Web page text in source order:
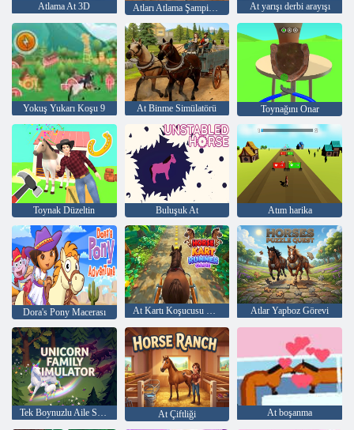
Atlama At 3D Atları Atlama Şampiyonları At yarışı derbi arayışı
Yokuş Yukarı Koşu 9 At Binme Simülatörü Toynağını Onar
Toynak Düzeltin Buluşuk At Atım harika
Dora's Pony Macerası At Kartı Koşucusu Oyunu Atlar Yapboz Görevi
Tek Boynuzlu Aile Simülatörü At Çiftliği At boşanma